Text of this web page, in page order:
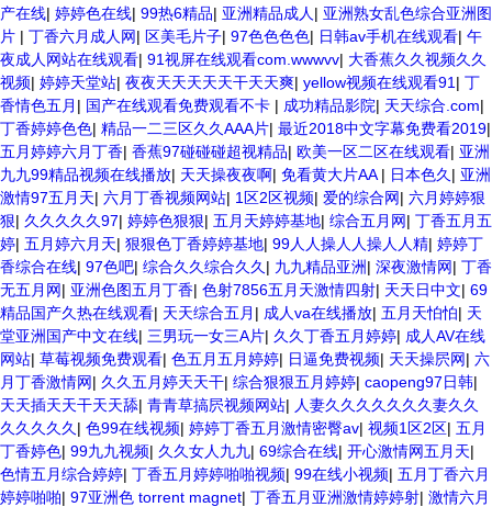
产在线| 婷婷色在线| 99热6精品| 亚洲精品成人 | 亚洲熟女乱色综合亚洲图
片 | 丁香六月成人网| 区美毛片子| 97色色色色| 日韩av手机在线观看| 午
夜成人网站在线观看| 91视屏在线观看com.wwwvv| 大香蕉久久视频久久
视频| 婷婷天堂站| 夜夜天天天天天干天天爽| yellow视频在线观看91 | 丁
香情色五月 | 国产在线观看免费观看不卡 | 成功精品影院| 天天综合.com|
丁香婷婷色色| 精品一二三区久久AAA片| 最近2018中文字幕免费看2019|
五月婷婷六月丁香| 香蕉97碰碰碰超视精品| 欧美一区二区在线观看| 亚洲
九九99精品视频在线播放| 天天操夜夜啊| 免看黄大片AA | 日本色久 | 亚洲
激情97五月天| 六月丁香视频网站| 1区2区视频| 爱的综合网| 六月婷婷狠
狠| 久久久久久97| 婷婷色狠狠| 五月天婷婷基地| 综合五月网| 丁香五月五
婷| 五月婷六月天| 狠狠色丁香婷婷基地| 99人人操人人操人人精| 婷婷丁
香综合在线| 97色吧| 综合久久综合久久 | 九九精品亚洲| 深夜激情网| 丁香
无五月网| 亚洲色图五月丁香| 色射7856五月天激情四射| 天天日中文| 69
精品国产久热在线观看| 天天综合五月 | 成人va在线播放| 五月天怕怕| 天
堂亚洲国产中文在线| 三男玩一女三A片| 久久丁香五月婷婷| 成人AV在线
网站| 草莓视频免费观看| 色五月五月婷婷| 日逼免费视频| 天天操屄网| 六
月丁香激情网| 久久五月婷天天干| 综合狠狠五月婷婷| caopeng97日韩|
天天插天天干天天舔| 青青草搞屄视频网站| 人妻久久久久久久久妻久久
久久久久久 | 色99在线视频| 婷婷丁香五月激情密臀av| 视频1区2区| 五月
丁香婷色| 99九九视频| 久久女人九九| 69综合在线| 开心激情网五月天|
色情五月综合婷婷| 丁香五月婷婷啪啪视频| 99在线小视频| 五月丁香六月
婷婷啪啪| 97亚洲色 torrent magnet| 丁香五月亚洲激情婷婷射| 激情六月